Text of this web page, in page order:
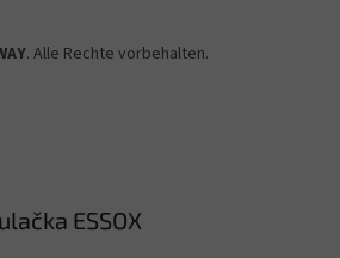
. Alle Rechte vorbehalten.
ESSOX